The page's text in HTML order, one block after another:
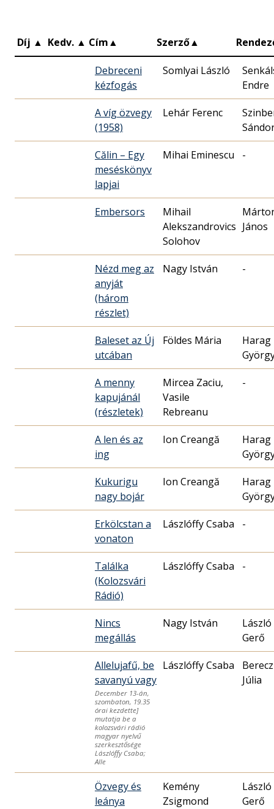
Díj ▲ Kedv. ▲ Cím▲ Szerző▲
Debreceni
kézfogás
Somlyai László
Endre
A víg özvegy
(1958)
Lehár Ferenc
Călin – Egy
meséskönyv
lapjai
Mihai Eminescu -
Embersors
Mihail
Alekszandrovics
Solohov
János
Nézd meg az
anyját
(három
részlet)
Nagy István -
Baleset az Új
utcában
Földes Mária
Harag
A menny
kapujánál
(részletek)
Mircea Zaciu,
Vasile
Rebreanu
-
A len és az
ing
Ion Creangă
Harag
Kukurigu
nagy bojár
Ion Creangă
Harag
Erkölcstan a
vonaton
Lászlóffy Csaba -
Találka
(Kolozsvári
Rádió)
Lászlóffy Csaba -
Nincs
megállás
Nagy István
László
Gerő
Allelujafű, be
savanyú vagy
December 13-án,
szombaton, 19.35
órai kezdette]
mutatja be a
kolozsvári rádió
magyar nyelvű
szerkesztősége
Lászlóffy Csaba;
Alle
Lászlóffy Csaba
Júlia
Özvegy és
leánya
Kemény
Zsigmond
László
Gerő